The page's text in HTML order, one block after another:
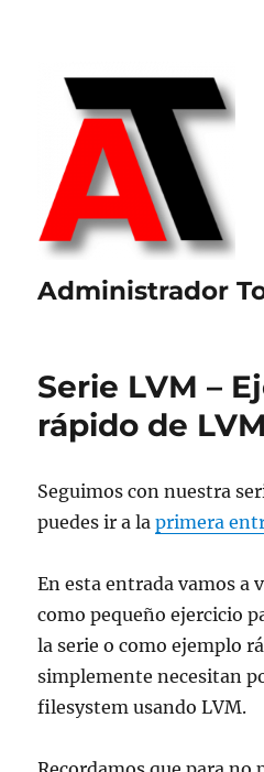
Administrador
Serie LVM –
rápido de LVM
Seguimos con nuestra
puedes ir a laprimera
En esta entrada vamos a
como pequeño ejercicio
la serie o como ejemplo
simplemente necesitan
filesystem usando LVM.